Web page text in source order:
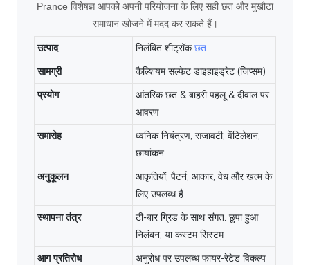
Prance विशेषज्ञ आपको अपनी परियोजना के लिए सही छत और मुखौटा
समाधान खोजने में मदद कर सकते हैं।
उत्पाद निलंबित शीट्रॉकछत
सामग्री
कैल्शियम सल्फेट डाइहाइड्रेट (जिप्सम)
प्रयोग
आंतरिक छत & बाहरी पहलू & दीवाल पर
आवरण
समारोह
ध्वनिक नियंत्रण, सजावटी, वेंटिलेशन,
छायांकन
अनुकूलन
आकृतियों, पैटर्न, आकार, वेध और खत्म के
लिए उपलब्ध है
स्थापना तंत्र
टी-बार ग्रिड के साथ संगत, छुपा हुआ
निलंबन, या कस्टम सिस्टम
आग प्रतिरोध
अनुरोध पर उपलब्ध फायर-रेटेड विकल्प